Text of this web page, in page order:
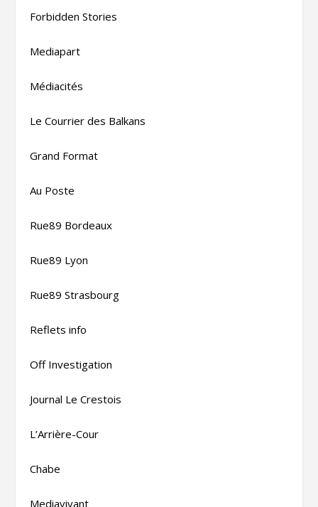
Forbidden Stories
Mediapart
Médiacités
Le Courrier des Balkans
Grand Format
Au Poste
Rue89 Bordeaux
Rue89 Lyon
Rue89 Strasbourg
Reflets info
Off Investigation
Journal Le Crestois
L’Arrière-Cour
Chabe
Mediavivant